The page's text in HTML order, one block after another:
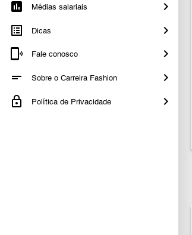
Médias salariais
Dicas
Fale conosco
Sobre o Carreira Fashion
Política de Privacidade